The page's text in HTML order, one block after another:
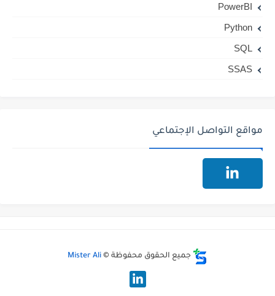
PowerBI
Python
SQL
SSAS
مواقع التواصل الإجتماعي
جميع الحقوق محفوظة © Mister Ali